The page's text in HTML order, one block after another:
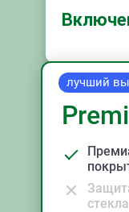
лучший
стекла